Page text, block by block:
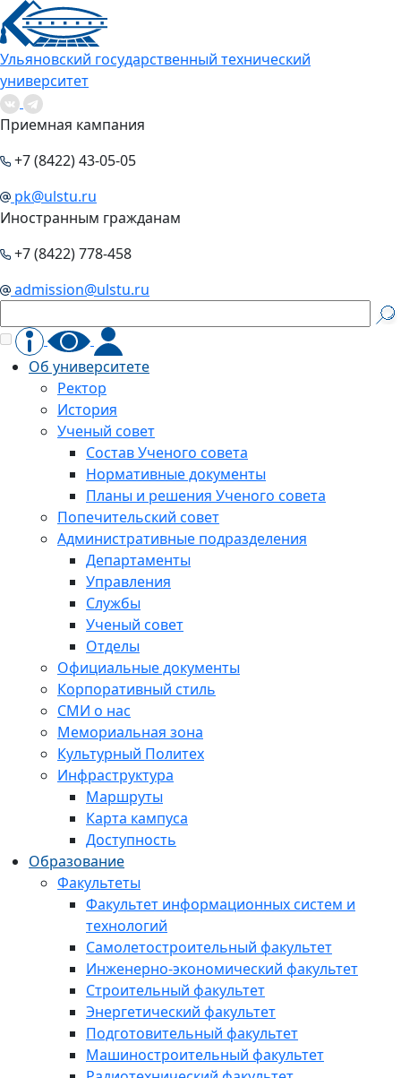
Ульяновский государственный технический
университет
Приемная кампания
+7 (8422) 43-05-05
pk@ulstu.ru
Иностранным гражданам
+7 (8422) 778-458
admission@ulstu.ru
Об университете
Ректор
История
Ученый совет
Состав Ученого совета
Нормативные документы
Планы и решения Ученого совета
Попечительский совет
Административные подразделения
Департаменты
Управления
Службы
Ученый совет
Отделы
Официальные документы
Корпоративный стиль
СМИ о нас
Мемориальная зона
Культурный Политех
Инфраструктура
Маршруты
Карта кампуса
Доступность
Образование
Факультеты
Факультет информационных систем и
технологий
Самолетостроительный факультет
Инженерно-экономический факультет
Строительный факультет
Энергетический факультет
Подготовительный факультет
Машиностроительный факультет